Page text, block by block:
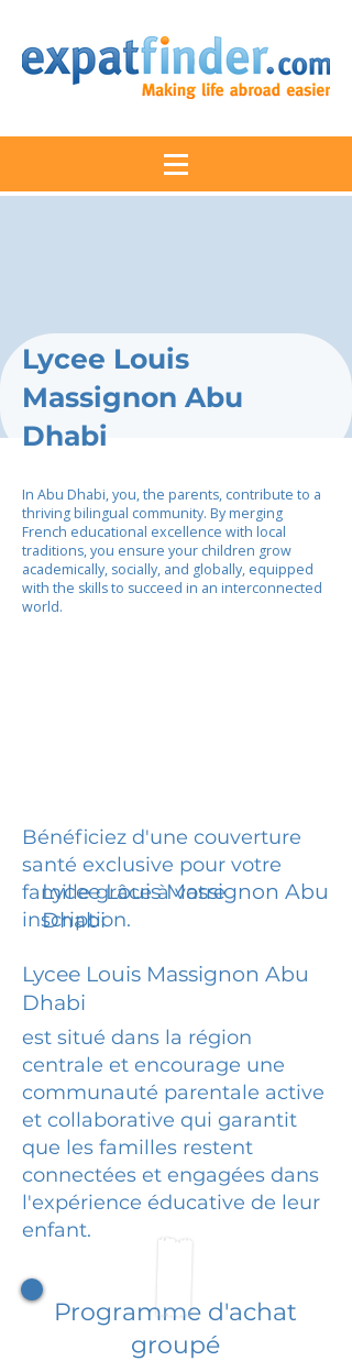
Lycee Louis
Massignon Abu
Dhabi
In Abu Dhabi, you, the parents, contribute to a
thriving bilingual community. By merging
French educational excellence with local
traditions, you ensure your children grow
academically, socially, and globally, equipped
with the skills to succeed in an interconnected
world.
Bénéficiez d'une couverture
santé exclusive pour votre
famille grâce à votre
inscription.
Lycee Louis Massignon Abu
Dhabi
Lycee Louis Massignon Abu
Dhabi
est situé dans la région
centrale et encourage une
communauté parentale active
et collaborative qui garantit
que les familles restent
connectées et engagées dans
l'expérience éducative de leur
enfant.
Programme d'achat
groupé